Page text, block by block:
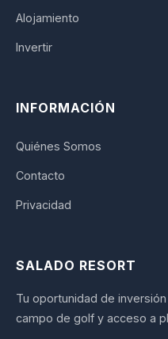
Alojamiento
Invertir
INFORMACIÓN
Quiénes Somos
Contacto
Privacidad
SALADO RESORT
Tu oportunidad de
campo de golf y acceso a